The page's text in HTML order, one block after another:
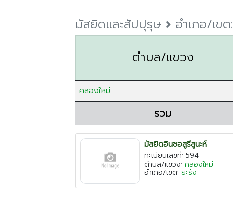
มัสยิดและสัปปุรุษ อำเภอ/เขต:
ตำบล/แขวง
คลองใหม่
รวม
มัสยิดอินซอสูรีสูนะห์
ทะเบียนเลขที่: 594
ตำบล/แขวง: คลองใหม่
อำเภอ/เขต: ยะรัง